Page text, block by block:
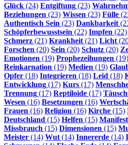
Glück (24) Entgiftung (23)
Beziehungen (23) Wissen (23) Fülle
Authentisch Sein (23) Dankbarkeit
Schöpferbewusstsein (22) Impfen (22)
Schmerz (21) Krankheit(21) Licht
Forschen (20) Sein (20) Schutz (20)
Emotionen (19) Prophezeihungen (19)
Reinkarnation (19) Medien (19)
Opfer (18) Integrieren (18) Leid (18)
Entwicklung (17) Kurs (17)
Trennung (17) Reptiloide (17)
Wesen (16) Besetzungen (16)
Frauen (16) Religion (16) Kirche (15)
Deutschland (15) Helfen (15)
Missbrauch (15) Dimensionen (15)
Meister (14) Wut(14) Innererde (14)